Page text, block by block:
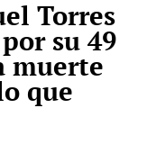
Torres
su 49
muerte
que